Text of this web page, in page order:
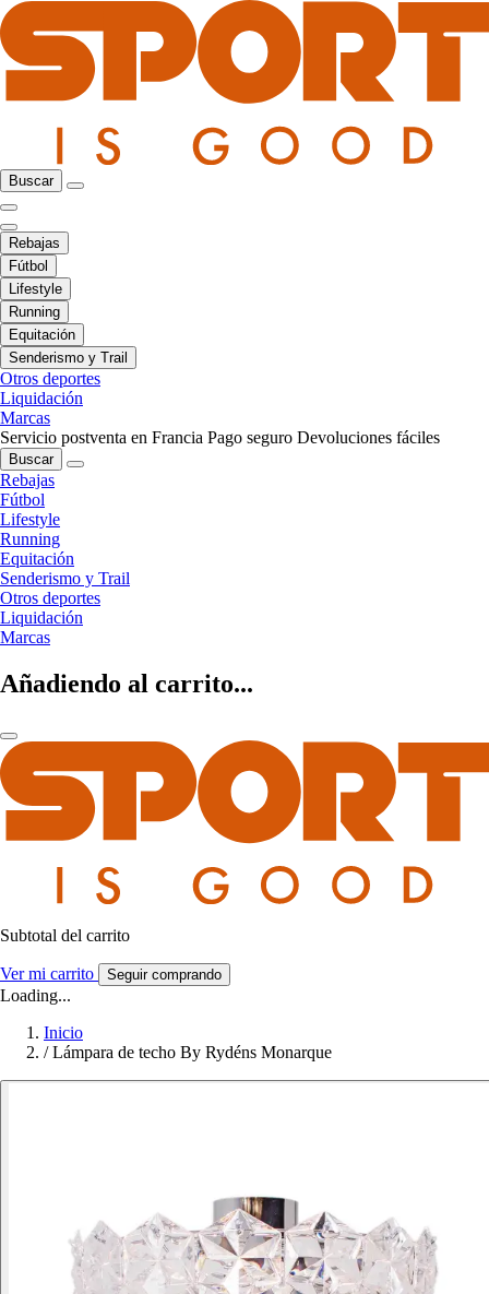
Buscar
Rebajas
Fútbol
Lifestyle
Running
Equitación
Senderismo y Trail
Otros deportes
Liquidación
Marcas
Servicio postventa en Francia Pago seguro Devoluciones fáciles
Buscar
Rebajas
Fútbol
Lifestyle
Running
Equitación
Senderismo y Trail
Otros deportes
Liquidación
Marcas
Añadiendo al carrito...
Subtotal del carrito
Ver mi carrito Seguir comprando
Loading...
Inicio
/ Lámpara de techo By Rydéns Monarque